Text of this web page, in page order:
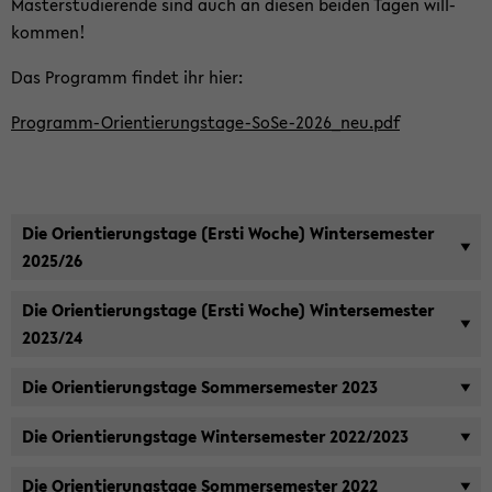
kom­men!
Das Pro­gramm fin­det ihr hier:
Programm-​Orientierungstage-SoSe-2026_neu.pdf
Die Ori­en­tie­rungs­ta­ge (Ersti Woche) Win­ter­se­mes­ter
2025/26
Die Ori­en­tie­rungs­ta­ge (Ersti Woche) Win­ter­se­mes­ter
2023/24
Die Ori­en­tie­rungs­ta­ge Som­mer­se­mes­ter 2023
Die Ori­en­tie­rungs­ta­ge Win­ter­se­mes­ter 2022/2023
Die Ori­en­tie­rungs­ta­ge Som­mer­se­mes­ter 2022